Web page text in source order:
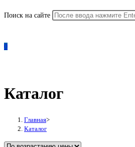
Поиск на сайте
0
Каталог
Главная>
Каталог